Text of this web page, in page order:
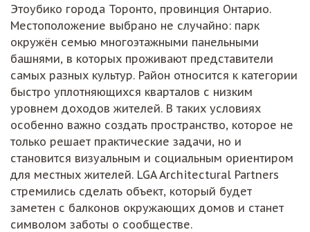
Этоубико города Торонто, провинция Онтарио.
Местоположение выбрано не случайно: парк
окружён семью многоэтажными панельными
башнями, в которых проживают представители
самых разных культур. Район относится к категории
быстро уплотняющихся кварталов с низким
уровнем доходов жителей. В таких условиях
особенно важно создать пространство, которое не
только решает практические задачи, но и
становится визуальным и социальным ориентиром
для местных жителей. LGA Architectural Partners
стремились сделать объект, который будет
заметен с балконов окружающих домов и станет
символом заботы о сообществе.